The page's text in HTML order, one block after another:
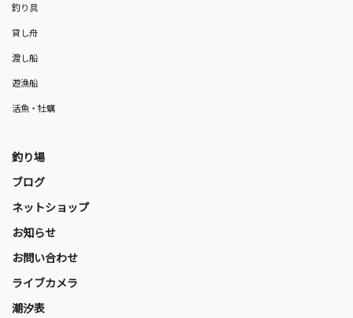
釣り具
貸し舟
渡し船
遊漁船
活魚・牡蠣
釣り場
ブログ
ネットショップ
お知らせ
お問い合わせ
ライブカメラ
潮汐表